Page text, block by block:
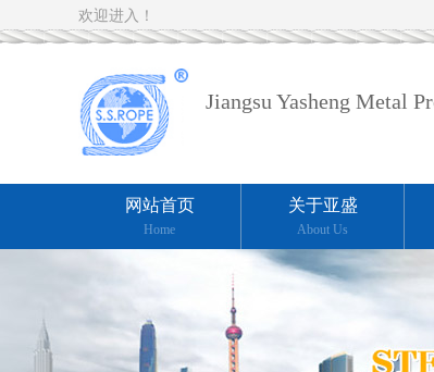
欢迎进入！
Jiangsu Yasheng Metal
网站首页
Home
关于亚盛
About Us